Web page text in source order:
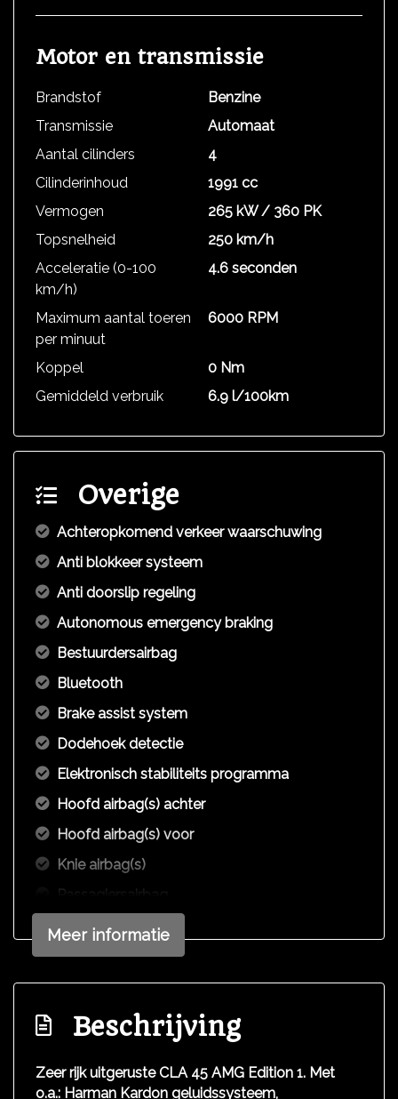
Motor en transmissie
Brandstof
Benzine
Transmissie
Automaat
Aantal cilinders
4
Cilinderinhoud
1991 cc
Vermogen
265 kW / 360 PK
Topsnelheid
250 km/h
Acceleratie (0-100
km/h)
4.6 seconden
Maximum aantal toeren
per minuut
6000 RPM
Koppel
0 Nm
Gemiddeld verbruik
6.9 l/100km
Overige
Achteropkomend verkeer waarschuwing
Anti blokkeer systeem
Anti doorslip regeling
Autonomous emergency braking
Bestuurdersairbag
Bluetooth
Brake assist system
Dodehoek detectie
Elektronisch stabiliteits programma
Hoofd airbag(s) achter
Hoofd airbag(s) voor
Knie airbag(s)
Passagiersairbag
Schakelpaddles
Zij airbag(s) voor
Amg-styling
Bi-xenon koplampen
Bi-xenon koplampen adaptief
Meer informatie
Beschrijving
Zeer rijk uitgeruste CLA 45 AMG Edition 1. Met
o.a.: Harman Kardon geluidssysteem,